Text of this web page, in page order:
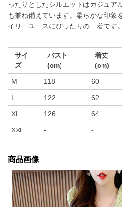
ったりとしたシルエットはカジュア
も兼ね備えています。柔らかな印象
イリーユースにぴったりの一着です。
サイ
ズ
バスト
(cm)
着丈
(cm)
M 118 60
L 122 62
XL 126 64
XXL - -
商品画像